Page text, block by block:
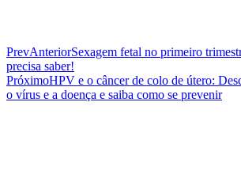
PrevAnteriorSexagem fetal no primeiro
precisa saber!
PróximoHPV e o câncer de colo de útero:
o vírus e a doença e saiba como se prevenir